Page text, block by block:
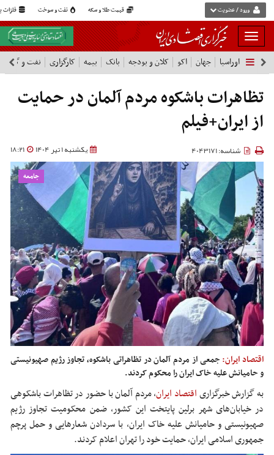
قیمت طلا و سکه نفت و سوخت فلزات ورود / عضویت
بار
و
بسته
نمودن
فهرست
اوراسیا جهان اکو کلان و بودجه بانک بیمه کارگزاری نفت و گاز
تظاهرات باشکوه مردم آلمان در حمایت
از ایران+فیلم
یکشنبه 1 تیر 1404 18:21 شناسه: 4043171
جامعه
اقتصاد ایران:جمعی از مردم آلمان در تظاهراتی باشکوه، تجاوز رژیم صهیونیستی
و حامیانش علیه خاک ایران را محکوم کردند.
به گزارش خبرگزاریاقتصاد ایران،مردم آلمان با حضور در تظاهرات باشکوهی
در خیابان‌های شهر برلین پایتخت این کشور، ضمن محکومیت تجاوز رژیم
صهیونیستی و حامیانش علیه خاک ایران، با سردادن شعارهایی و حمل پرچم
جمهوری اسلامی ایران، حمایت خود را تهران اعلام کردند.